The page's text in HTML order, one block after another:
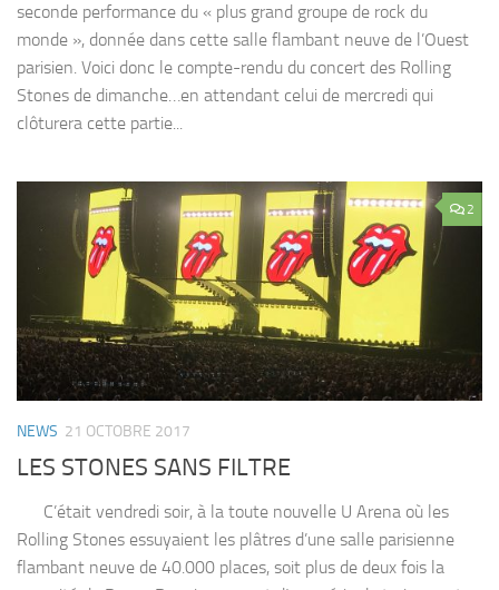
seconde performance du « plus grand groupe de rock du
monde », donnée dans cette salle flambant neuve de l’Ouest
parisien. Voici donc le compte-rendu du concert des Rolling
Stones de dimanche…en attendant celui de mercredi qui
clôturera cette partie...
2
NEWS 21 OCTOBRE 2017
LES STONES SANS FILTRE
C’était vendredi soir, à la toute nouvelle U Arena où les
Rolling Stones essuyaient les plâtres d’une salle parisienne
flambant neuve de 40.000 places, soit plus de deux fois la